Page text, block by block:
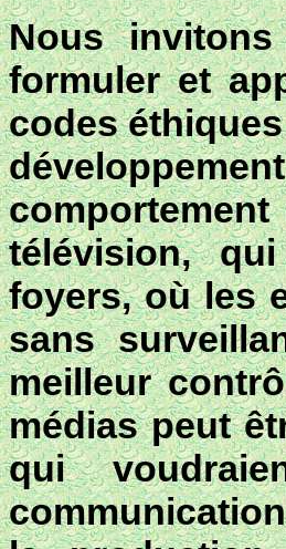
Nous
formuler et
codes
télévision,
foyers, où les
sans
meilleur
médias peut
qui